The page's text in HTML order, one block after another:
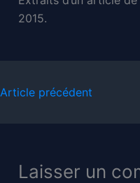
2015.
Article précédent
Laisser un